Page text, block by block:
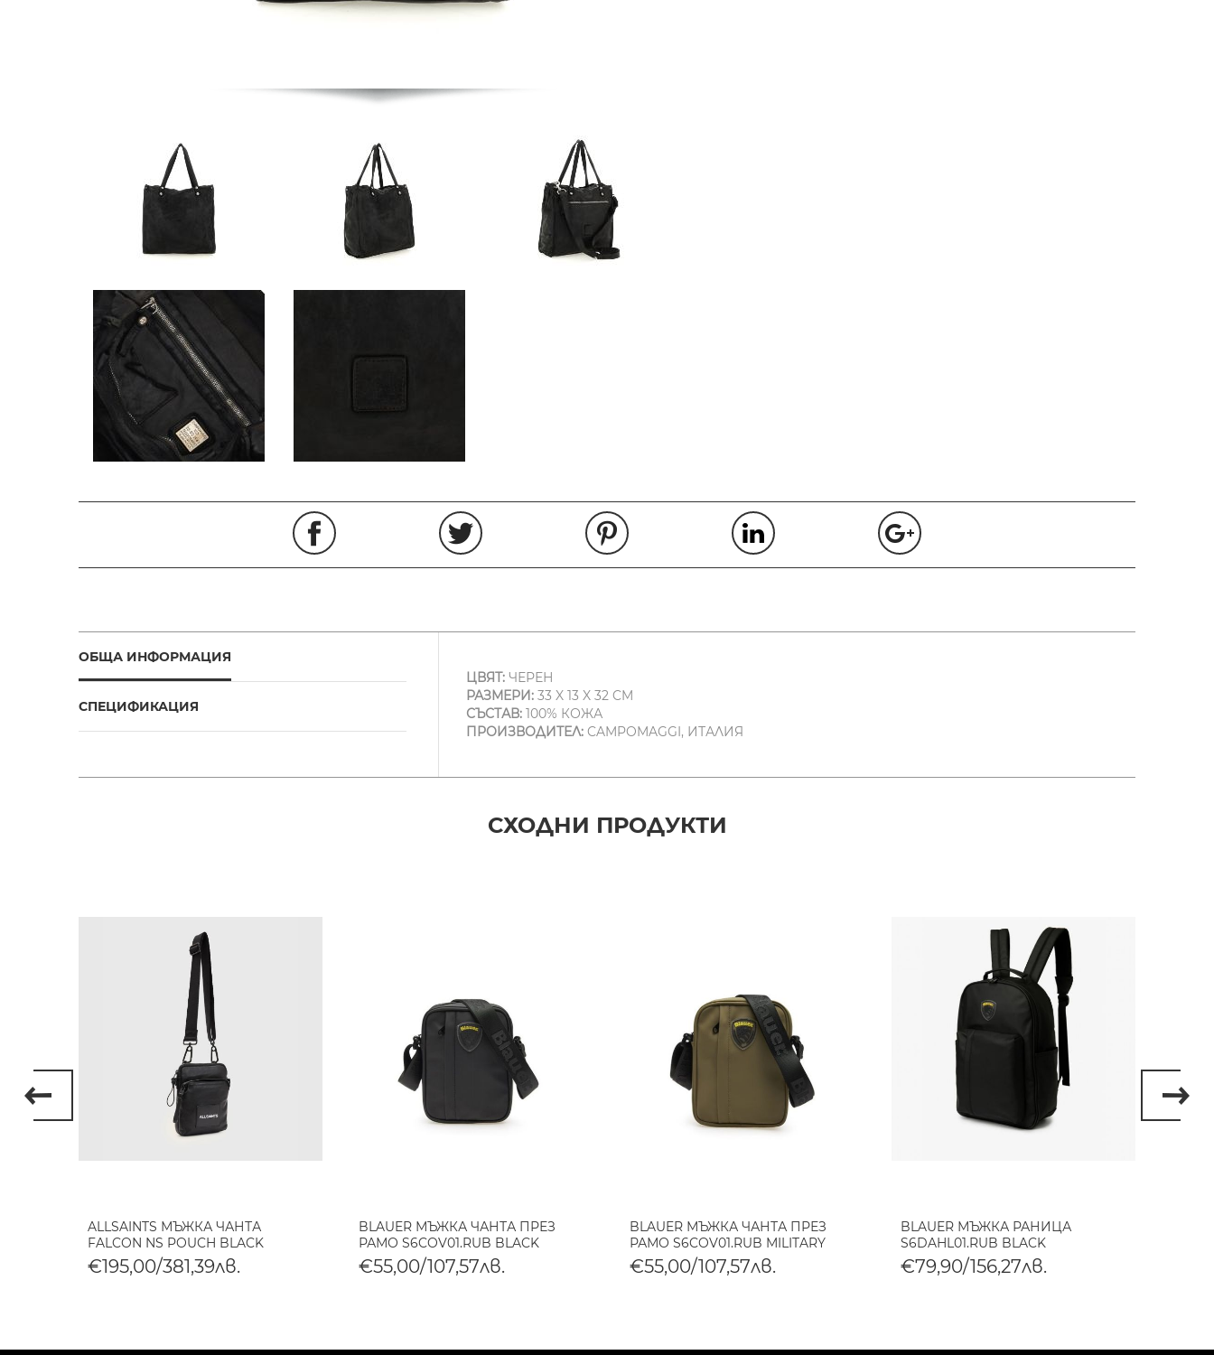
ОБЩА ИНФОРМАЦИЯ
СПЕЦИФИКАЦИЯ
ЦВЯТ:ЧЕРЕН
РАЗМЕРИ:33 X 13 X 32 CM
СЪСТАВ:100% КОЖА
ПРОИЗВОДИТЕЛ:CAMPOMAGGI, ИТАЛИЯ
СХОДНИ ПРОДУКТИ
ALLSAINTS МЪЖКА ЧАНТА
FALCON NS POUCH BLACK
€195,00/381,39лв.
BLAUER МЪЖКА ЧАНТА ПРЕЗ
РАМО S6COV01.RUB BLACK
€55,00/107,57лв.
BLAUER МЪЖКА ЧАНТА ПРЕЗ
РАМО S6COV01.RUB MILITARY
€55,00/107,57лв.
BLAUER МЪЖКА РАНИЦА
S6DAHL01.RUB BLACK
€79,90/156,27лв.